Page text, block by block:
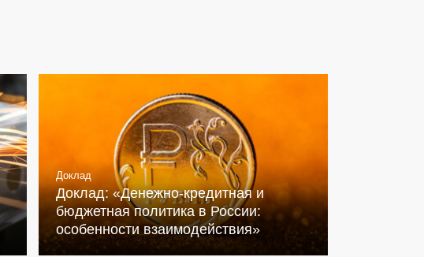
Доклад
Доклад: «Денежно-кредитная и
бюджетная политика в России:
особенности взаимодействия»